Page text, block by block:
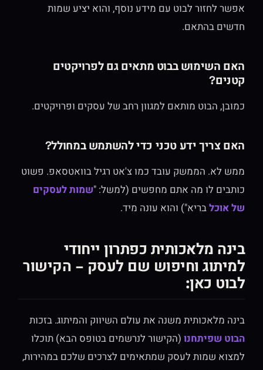
אפשר לחזור לבוט עם מידע נוסף, והוא יציע שמות
חדשים בהתאם.
האם השימוש בבוט מתאים גם לפרויקטים
קטנים?
כמובן, הבוט מותאם למגוון רחב של עסקים ופרויקטים.
האם צריך ידע טכני כדי להשתמש במחולל?
ממש לא. הממשק עובד כמו צ'אט רגיל בוואטסאפ. פשוט
כותבים לו מה אתם מחפשים (למשל: " שמות לעסקים
של אוכלבריא") והוא עונה מיד.
בינה מלאכותית כפתרון ייחודי
למיתוג וחיפוש שם לעסק – הקישור
לבוט כאן:
בינה מלאכותית משנה את עולם השיווק והמיתוג. בזכות
הבוט שפיתחנו(הקישור לנרשמים בטופס הבא) תוכלו
למצוא שמות לעסק שמתאימים לצרכים שלכם במהירות,